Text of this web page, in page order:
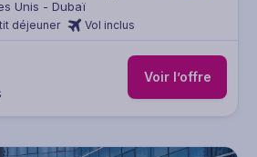
Unis - Dubaï
déjeuner Vol inclus
Voir l’offre